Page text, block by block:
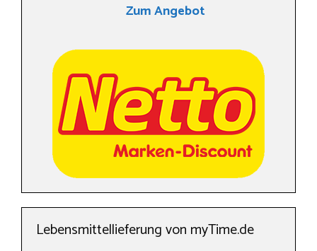
Zum Angebot
Lebensmittellieferung von myTime.de